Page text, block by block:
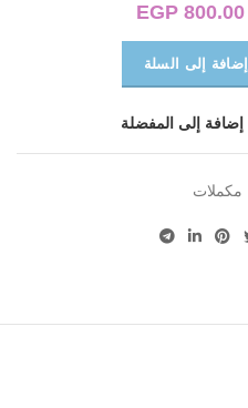
السعر الأصلي هو:
EGP 1,000.00.
EGP800.00
إضافة إلى السلة
إضافة إلى المفضلة
مكملات